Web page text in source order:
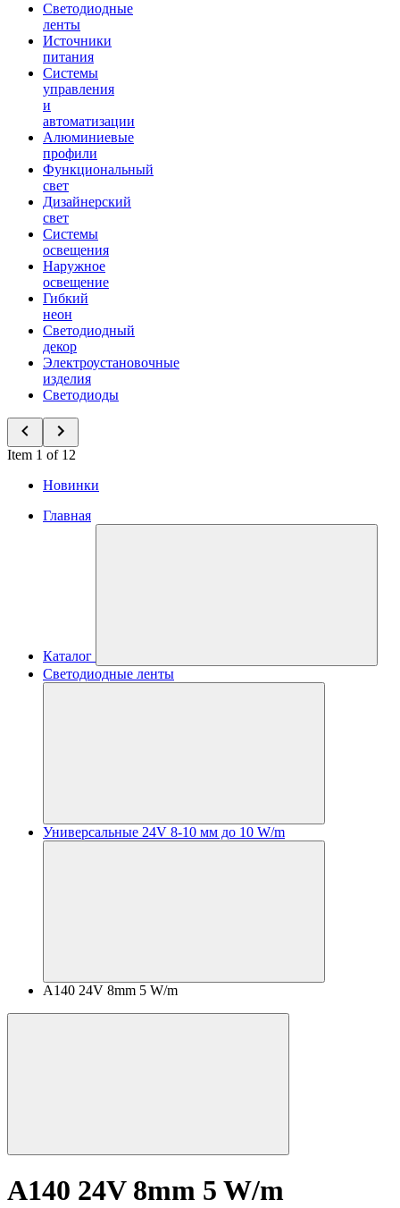
Светодиодные
ленты
Источники
питания
Системы
управления
и
автоматизации
Алюминиевые
профили
Функциональный
свет
Дизайнерский
свет
Системы
освещения
Наружное
освещение
Гибкий
неон
Светодиодный
декор
Электроустановочные
изделия
Светодиоды
Item 1 of 12
Новинки
Главная
Каталог
Светодиодные ленты
Универсальные 24V 8-10 мм до 10 W/m
A140 24V 8mm 5 W/m
A140 24V 8mm 5 W/m